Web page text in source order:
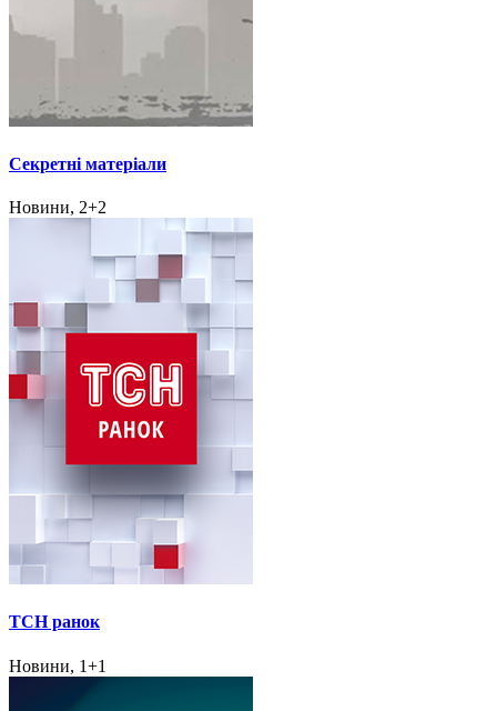
Секретні матеріали
Новини, 2+2
ТСН ранок
Новини, 1+1